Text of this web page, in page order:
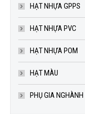
HẠT NHỰA GPPS
HẠT NHỰA PVC
HẠT NHỰA POM
HẠT MÀU
PHỤ GIA